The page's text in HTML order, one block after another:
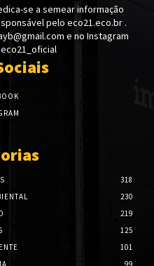
se a semear informação
pelo eco21.eco.br .
e no Instagram
318
230
219
125
101